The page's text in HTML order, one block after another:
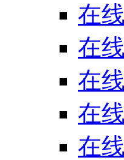
在
在
在
在
在